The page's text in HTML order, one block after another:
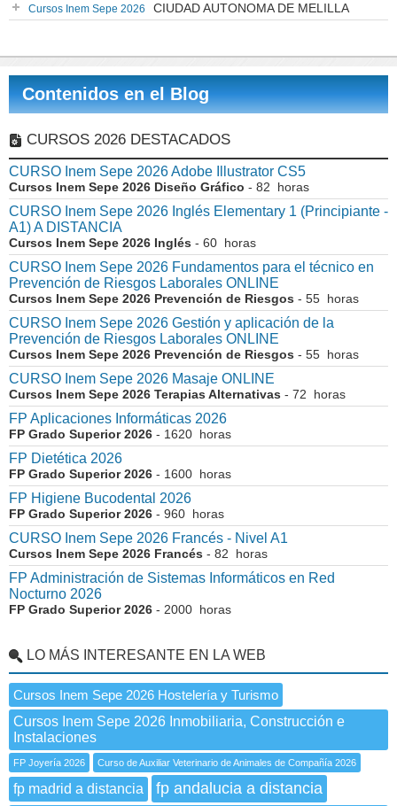
Cursos Inem Sepe 2026 CIUDAD AUTONOMA DE MELILLA
Contenidos en el Blog
CURSOS 2026 DESTACADOS
CURSO Inem Sepe 2026 Adobe Illustrator CS5
Cursos Inem Sepe 2026 Diseño Gráfico - 82 horas
CURSO Inem Sepe 2026 Inglés Elementary 1 (Principiante -
A1) A DISTANCIA
Cursos Inem Sepe 2026 Inglés - 60 horas
CURSO Inem Sepe 2026 Fundamentos para el técnico en
Prevención de Riesgos Laborales ONLINE
Cursos Inem Sepe 2026 Prevención de Riesgos - 55 horas
CURSO Inem Sepe 2026 Gestión y aplicación de la
Prevención de Riesgos Laborales ONLINE
Cursos Inem Sepe 2026 Prevención de Riesgos - 55 horas
CURSO Inem Sepe 2026 Masaje ONLINE
Cursos Inem Sepe 2026 Terapias Alternativas - 72 horas
FP Aplicaciones Informáticas 2026
FP Grado Superior 2026 - 1620 horas
FP Dietética 2026
FP Grado Superior 2026 - 1600 horas
FP Higiene Bucodental 2026
FP Grado Superior 2026 - 960 horas
CURSO Inem Sepe 2026 Francés - Nivel A1
Cursos Inem Sepe 2026 Francés - 82 horas
FP Administración de Sistemas Informáticos en Red
Nocturno 2026
FP Grado Superior 2026 - 2000 horas
LO MÁS INTERESANTE EN LA WEB
Cursos Inem Sepe 2026 Hostelería y Turismo
Cursos Inem Sepe 2026 Inmobiliaria, Construcción e
Instalaciones
FP Joyería 2026 Curso de Auxiliar Veterinario de Animales de Compañía 2026
fp madrid a distancia fp andalucia a distancia